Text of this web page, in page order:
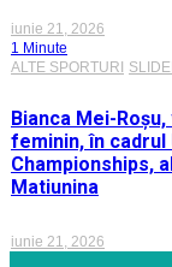
iunie 21, 2026
1 Minute
ALTE SPORTURI
Bianca Mei-
feminin, în cadrul
Championships,
Matiunina
iunie 21, 2026